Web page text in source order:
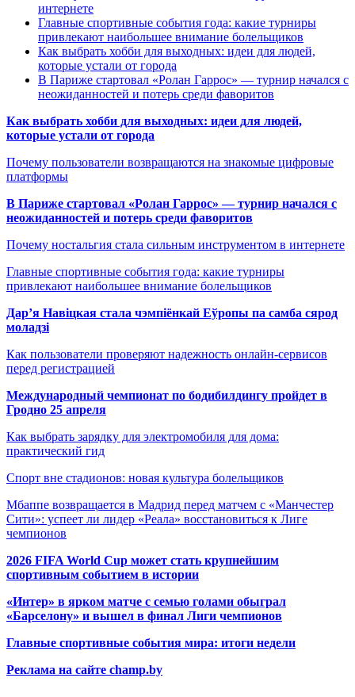
интернете
Главные спортивные события года: какие турниры
привлекают наибольшее внимание болельщиков
Как выбрать хобби для выходных: идеи для людей,
которые устали от города
В Париже стартовал «Ролан Гаррос» — турнир начался с
неожиданностей и потерь среди фаворитов
Как выбрать хобби для выходных: идеи для людей,
которые устали от города
Почему пользователи возвращаются на знакомые цифровые
платформы
В Париже стартовал «Ролан Гаррос» — турнир начался с
неожиданностей и потерь среди фаворитов
Почему ностальгия стала сильным инструментом в интернете
Главные спортивные события года: какие турниры
привлекают наибольшее внимание болельщиков
Дар’я Навіцкая стала чэмпіёнкай Еўропы па самба сярод
моладзі
Как пользователи проверяют надежность онлайн-сервисов
перед регистрацией
Международный чемпионат по бодибилдингу пройдет в
Гродно 25 апреля
Как выбрать зарядку для электромобиля для дома:
практический гид
Спорт вне стадионов: новая культура болельщиков
Мбаппе возвращается в Мадрид перед матчем с «Манчестер
Сити»: успеет ли лидер «Реала» восстановиться к Лиге
чемпионов
2026 FIFA World Cup может стать крупнейшим
спортивным событием в истории
«Интер» в ярком матче с семью голами обыграл
«Барселону» и вышел в финал Лиги чемпионов
Главные спортивные события мира: итоги недели
Реклама на сайте champ.by